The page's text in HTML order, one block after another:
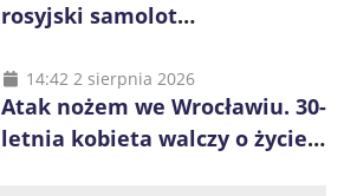
rosyjski samolot
14:42 2 sierpnia 2026
Atak nożem we Wrocławiu. 30-
letnia kobieta walczy o życie,